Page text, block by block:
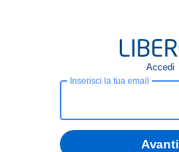
Accedi
Inserisci la tua email
Avanti